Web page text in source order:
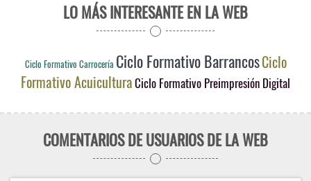
LO MÁS INTERESANTE EN LA WEB
Ciclo Formativo Carrocería Ciclo Formativo BarrancosCiclo
Formativo AcuiculturaCiclo Formativo Preimpresión Digital
COMENTARIOS DE USUARIOS DE LA WEB